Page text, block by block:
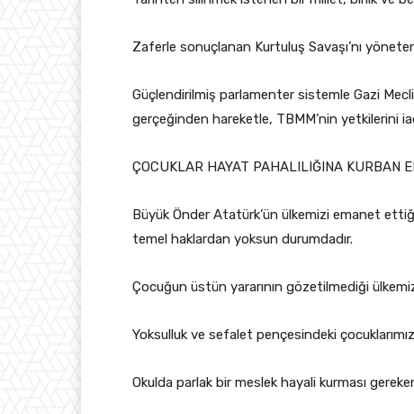
Zaferle sonuçlanan Kurtuluş Savaşı’nı
Güçlendirilmiş parlamenter sistemle Gazi
gerçeğinden hareketle, TBMM’nin yetkilerini
ÇOCUKLAR HAYAT PAHALILIĞINA KURBAN
Büyük Önder Atatürk’ün ülkemizi emanet
temel haklardan yoksun durumdadır.
Çocuğun üstün yararının gözetilmediği
Yoksulluk ve sefalet pençesindeki
Okulda parlak bir meslek hayali kurması